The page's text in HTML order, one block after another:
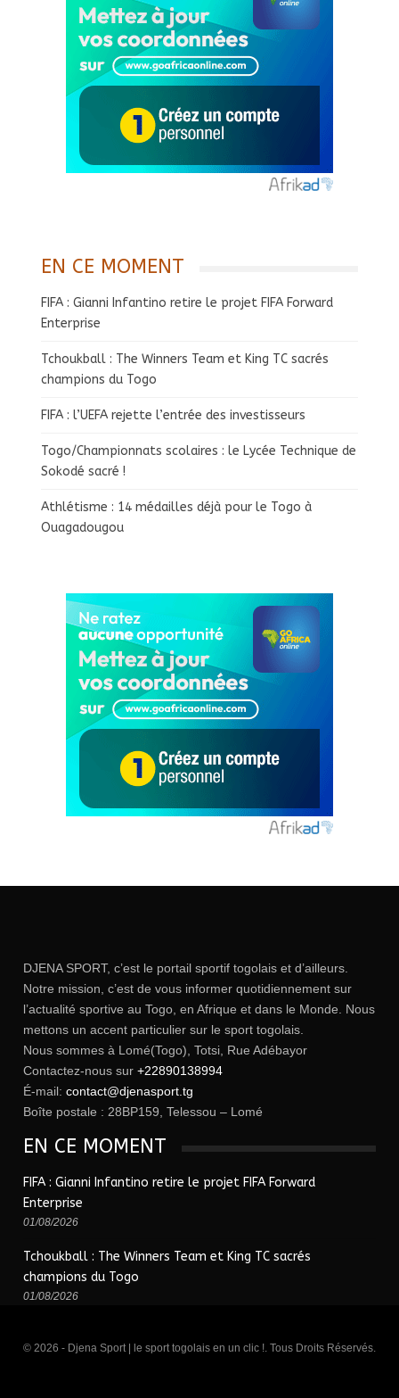
EN CE MOMENT
FIFA : Gianni Infantino retire le projet FIFA Forward
Enterprise
Tchoukball : The Winners Team et King TC sacrés
champions du Togo
FIFA : l’UEFA rejette l’entrée des investisseurs
Togo/Championnats scolaires : le Lycée Technique de
Sokodé sacré !
Athlétisme : 14 médailles déjà pour le Togo à
Ouagadougou
DJENA SPORT, c’est le portail sportif togolais et d’ailleurs.
Notre mission, c’est de vous informer quotidiennement sur
l’actualité sportive au Togo, en Afrique et dans le Monde. Nous
mettons un accent particulier sur le sport togolais.
Nous sommes à Lomé(Togo), Totsi, Rue Adébayor
Contactez-nous sur +22890138994
É-mail: contact@djenasport.tg
Boîte postale : 28BP159, Telessou – Lomé
EN CE MOMENT
FIFA : Gianni Infantino retire le projet FIFA Forward
Enterprise
01/08/2026
Tchoukball : The Winners Team et King TC sacrés
champions du Togo
01/08/2026
© 2026 - Djena Sport | le sport togolais en un clic !. Tous Droits Réservés.